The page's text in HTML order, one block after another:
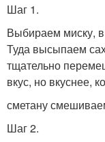
Шаг 1.
Выбираем миску,
Туда высыпаем
тщательно
вкус, но вкуснее,
сметану
Шаг 2.